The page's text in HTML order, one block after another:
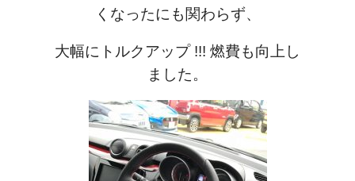
くなったにも関わらず、
大幅にトルクアップ !!! 燃費も向上し
ました。